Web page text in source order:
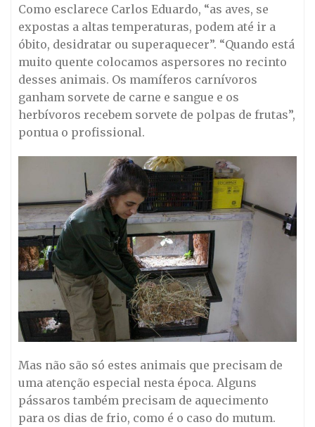
Como esclarece Carlos Eduardo, “as aves, se
expostas a altas temperaturas, podem até ir a
óbito, desidratar ou superaquecer”. “Quando está
muito quente colocamos aspersores no recinto
desses animais. Os mamíferos carnívoros
ganham sorvete de carne e sangue e os
herbívoros recebem sorvete de polpas de frutas”,
pontua o profissional.
Mas não são só estes animais que precisam de
uma atenção especial nesta época. Alguns
pássaros também precisam de aquecimento
para os dias de frio, como é o caso do mutum.